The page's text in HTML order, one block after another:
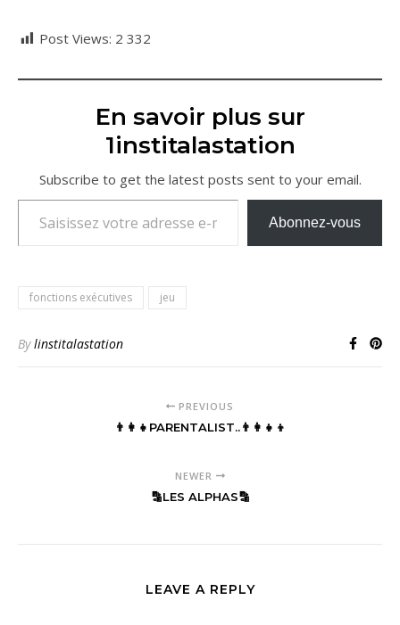
Post Views: 2 332
En savoir plus sur
1institalastation
Subscribe to get the latest posts sent to your email.
Saisissez votre adresse e-mail…
Abonnez-vous
fonctions exécutives jeu
Bylinstitalastation
PREVIOUS
👨‍👩‍👧PARENTALIST..👨‍👩‍👧‍👦
NEWER
🔡LES ALPHAS🔡
LEAVE A REPLY